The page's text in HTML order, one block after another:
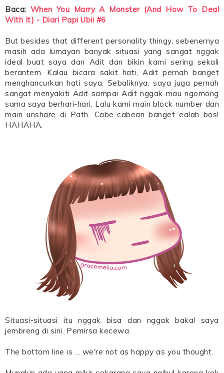
Baca: When You Marry A Monster (And How To Deal
With It) - Diari Papi Ubii #6
But besides that different personality thingy, sebenernya
masih ada lumayan banyak situasi yang sangat nggak
ideal buat saya dan Adit dan bikin kami sering sekali
berantem. Kalau bicara sakit hati, Adit pernah banget
menghancurkan hati saya. Sebaliknya, saya juga pernah
sangat menyakiti Adit sampai Adit nggak mau ngomong
sama saya berhari-hari. Lalu kami main block number dan
main unshare di Path. Cabe-cabean banget ealah bos!
HAHAHA.
Situasi-situasi itu nggak bisa dan nggak bakal saya
jembreng di sini. Pemirsa kecewa.
The bottom line is ... we're not as happy as you thought.